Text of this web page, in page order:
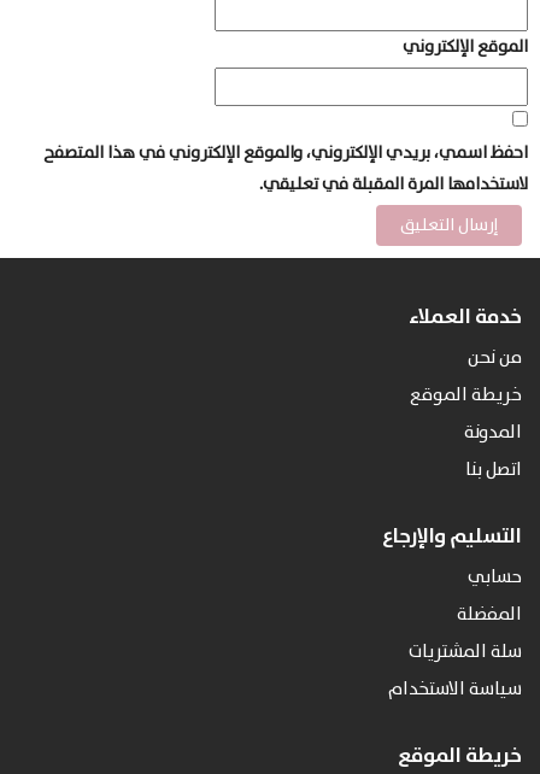
الموقع الإلكتروني
احفظ اسمي، بريدي الإلكتروني، والموقع الإلكتروني في هذا المتصفح
لاستخدامها المرة المقبلة في تعليقي.
خدمة العملاء
من نحن
خريطة الموقع
المدونة
اتصل بنا
التسليم والإرجاع
حسابي
المفضلة
سلة المشتريات
سياسة الاستخدام
خريطة الموقع